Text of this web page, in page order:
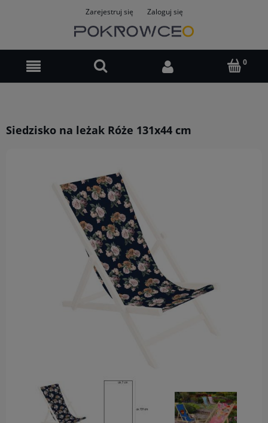
Zarejestruj się Zaloguj się
Siedzisko na leżak Róże 131x44 cm